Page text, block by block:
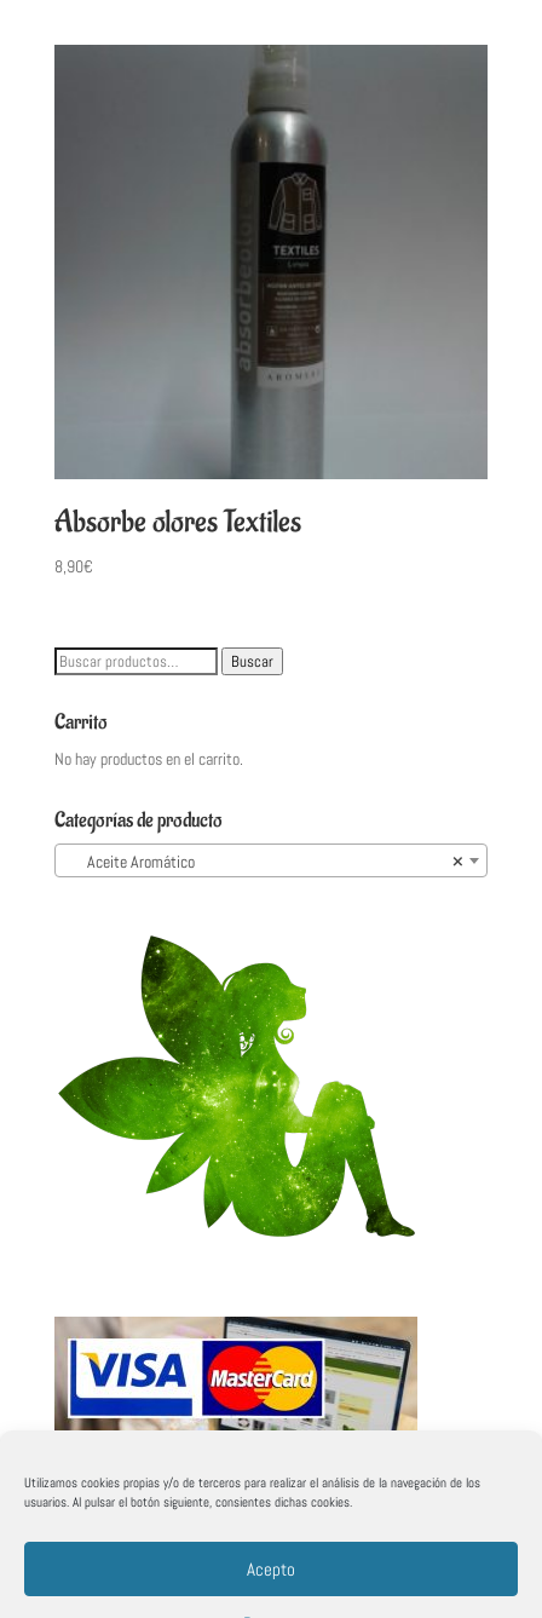
Utilizamos cookies propias y/o de terceros para realizar el análisis de la navegación de los
usuarios. Al pulsar el botón siguiente, consientes dichas cookies.
Acepto
Absorbe olores Textiles
8,90€
Buscar
Buscar
Carrito
No hay productos en el carrito.
Categorías de producto
×
Aceite Aromático